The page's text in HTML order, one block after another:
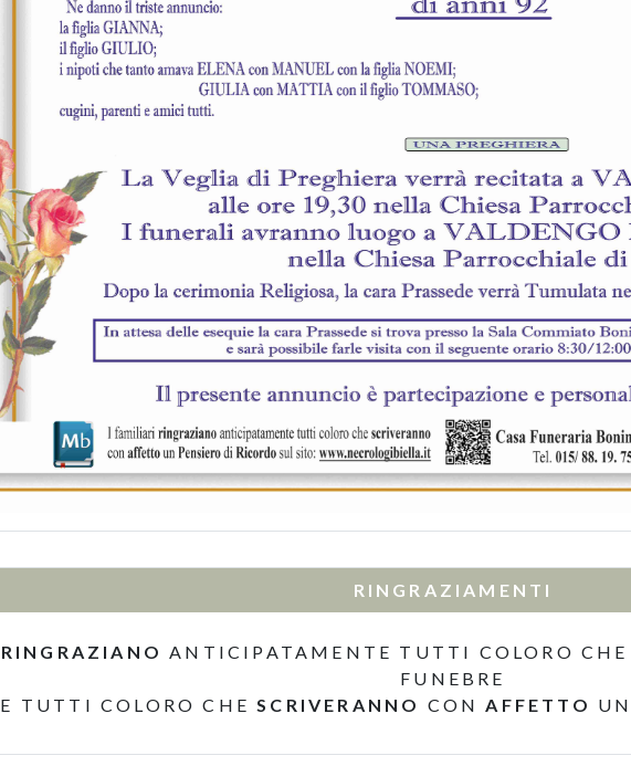
RINGRAZIAMENTI
RINGRAZIANO ANTICIPATAMENTE TUTTI COLORO CHE
FUNEBRE
E TUTTI COLORO CHESCRIVERANNO CONAFFETTO UN